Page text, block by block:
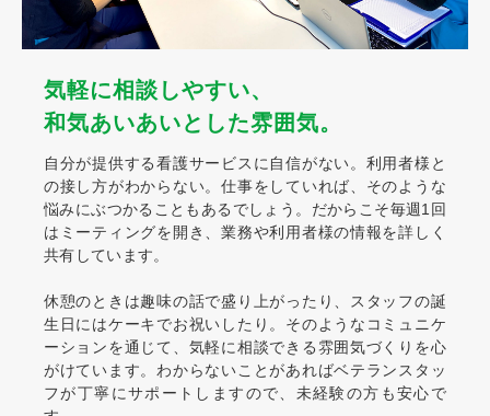
気軽に相談しやすい、
和気あいあいとした雰囲気。
自分が提供する看護サービスに自信がない。利用者様と
の接し方がわからない。仕事をしていれば、そのような
悩みにぶつかることもあるでしょう。だからこそ毎週1回
はミーティングを開き、業務や利用者様の情報を詳しく
共有しています。
休憩のときは趣味の話で盛り上がったり、スタッフの誕
生日にはケーキでお祝いしたり。そのようなコミュニケ
ーションを通じて、気軽に相談できる雰囲気づくりを心
がけています。わからないことがあればベテランスタッ
フが丁寧にサポートしますので、未経験の方も安心で